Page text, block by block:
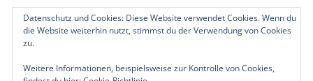
Datenschutz und Cookies: Diese Website verwendet Cookies. Wenn du
die Website weiterhin nutzt, stimmst du der Verwendung von Cookies
zu.
Weitere Informationen, beispielsweise zur Kontrolle von Cookies,